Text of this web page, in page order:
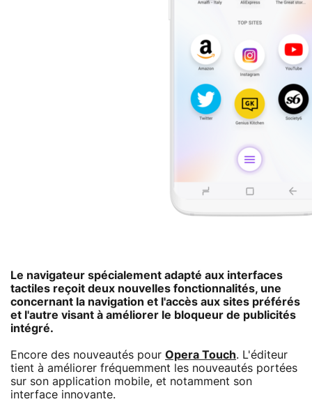
Le navigateur spécialement adapté aux interfaces
tactiles reçoit deux nouvelles fonctionnalités, une
concernant la navigation et l'accès aux sites préférés
et l'autre visant à améliorer le bloqueur de publicités
intégré.
Encore des nouveautés pour Opera Touch. L'éditeur
tient à améliorer fréquemment les nouveautés portées
sur son application mobile, et notamment son
interface innovante.